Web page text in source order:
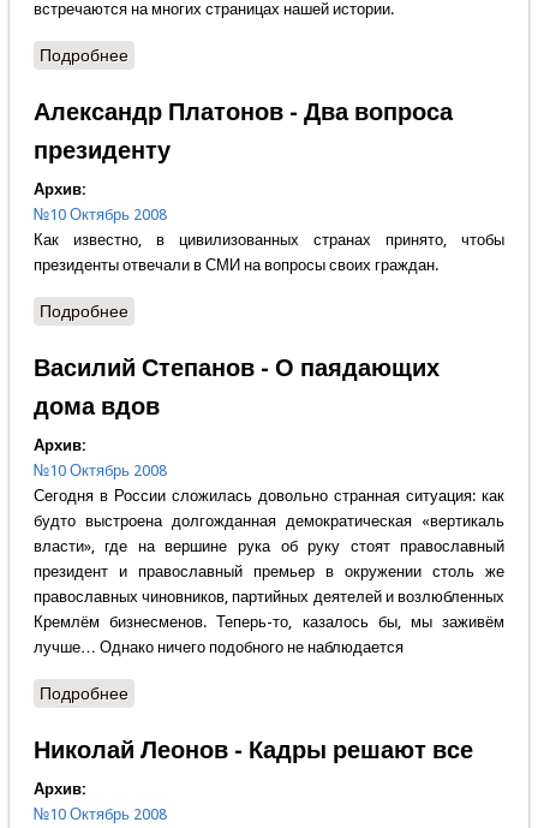
встречаются на многих страницах нашей истории.
Подробнеео Александр Бобров - Иней октября 93 - го
Александр Платонов - Два вопроса
президенту
Архив:
№10 Октябрь 2008
Как известно, в цивилизованных странах принято, чтобы
президенты отвечали в СМИ на вопросы своих граждан.
Подробнеео Александр Платонов - Два вопроса президенту
Василий Степанов - О паядающих
дома вдов
Архив:
№10 Октябрь 2008
Сегодня в России сложилась довольно странная ситуация: как
будто выстроена долгожданная демократическая «вертикаль
власти», где на вершине рука об руку стоят православный
президент и православный премьер в окружении столь же
православных чиновников, партийных деятелей и возлюбленных
Кремлём бизнесменов. Теперь-то, казалось бы, мы заживём
лучше… Однако ничего подобного не наблюдается
Подробнеео Василий Степанов - О паядающих дома вдов
Николай Леонов - Кадры решают все
Архив:
№10 Октябрь 2008